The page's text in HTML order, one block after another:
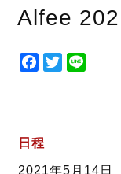
Alfee
F
e
b
T
t
e
日程
2021年5月14日